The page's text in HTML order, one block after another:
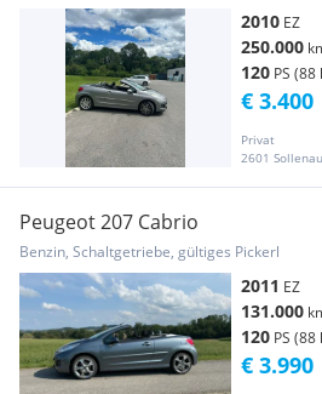
2010 EZ
250.000
120 PS (88
Privat
2601 Sollenau
€ 3.400
Peugeot 207 Cabrio
Benzin, Schaltgetriebe, gültiges Pickerl
2011 EZ
131.000
120 PS (88
€ 3.990